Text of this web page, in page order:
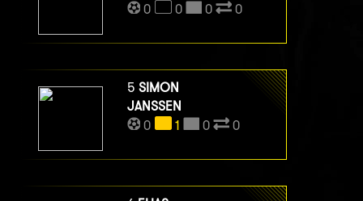
0
0 0 0
5 SIMON
JANSSEN
0
1 0 0